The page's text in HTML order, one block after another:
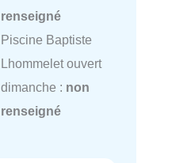
renseigné
Piscine Baptiste
Lhommelet ouvert
dimanche : non
renseigné